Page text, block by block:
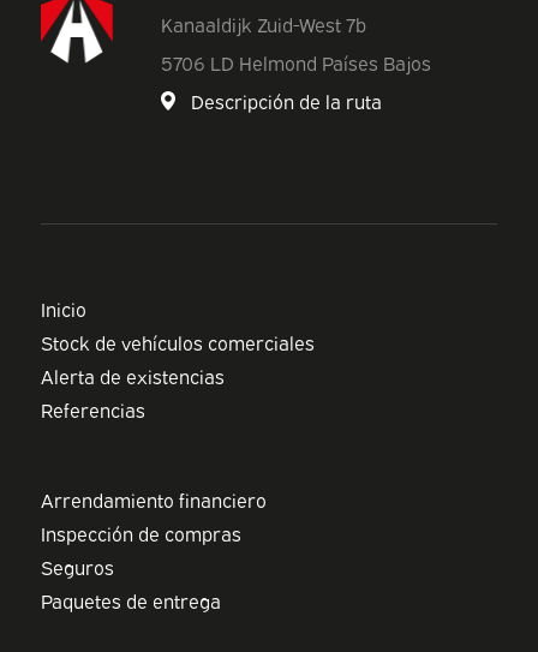
Kanaaldijk Zuid-West 7b
5706 LD Helmond Países Bajos
Descripción de la ruta
Inicio
Stock de vehículos comerciales
Alerta de existencias
Referencias
Arrendamiento financiero
Inspección de compras
Seguros
Paquetes de entrega